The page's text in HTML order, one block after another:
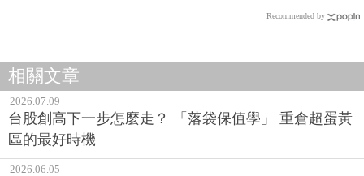
Recommended by
相關文章
2026.07.09
台股創高下一步怎麼走？ 「落袋保值學」 重倉超蛋黃
區的最好時機
2026.06.05